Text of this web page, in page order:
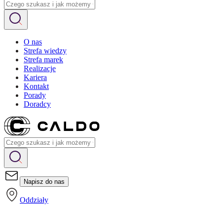
O nas
Strefa wiedzy
Strefa marek
Realizacje
Kariera
Kontakt
Porady
Doradcy
Napisz do nas
Oddziały